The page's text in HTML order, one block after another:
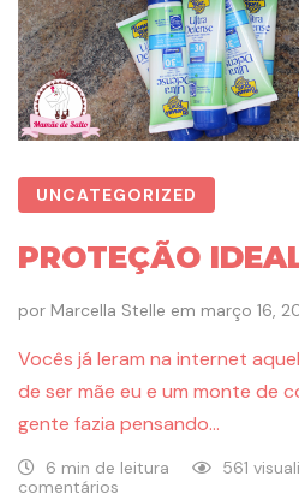
UNCATEGORIZED
PROTEÇÃO
por Marcella Stelle em março 16,
Vocês já leram na internet
de ser mãe eu e um monte de
gente fazia pensando…
6 min de leitura 561
comentários